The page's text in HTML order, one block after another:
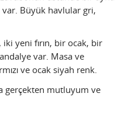
Büyük havlular gri,
yeni fırın, bir ocak, bir
var. Masa ve
ve ocak siyah renk.
gerçekten mutluyum ve